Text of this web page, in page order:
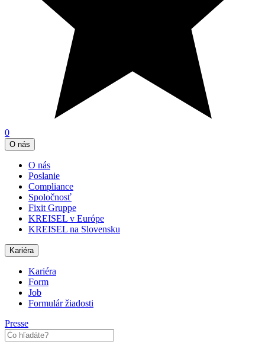
0
O nás
O nás
Poslanie
Compliance
Spoločnosť
Fixit Gruppe
KREISEL v Európe
KREISEL na Slovensku
Kariéra
Kariéra
Form
Job
Formulár žiadosti
Presse